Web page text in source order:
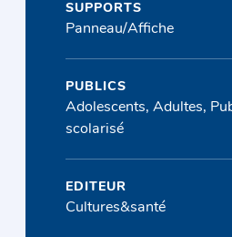
SUPPORTS
Panneau/Affiche
PUBLICS
Adolescents, Adultes,
scolarisé
EDITEUR
Cultures&santé